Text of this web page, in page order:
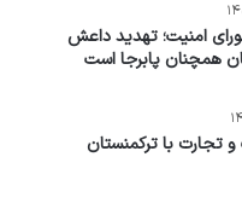
امنیت؛ تهدید داعش
همچنان پابرجا است
تجارت با ترکمنستان